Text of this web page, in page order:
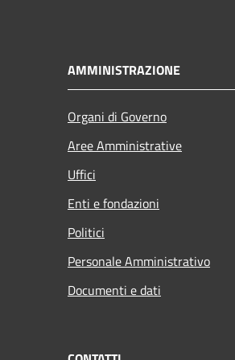
AMMINISTRAZIONE
Organi di Governo
Aree Amministrative
Uffici
Enti e fondazioni
Politici
Personale Amministrativo
Documenti e dati